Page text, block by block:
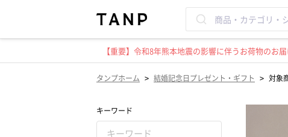
【重要】令和8年熊本地震の影響に伴うお荷物のお
タンプホーム > 結婚記念日プレゼント・ギフト > 対象
キーワード